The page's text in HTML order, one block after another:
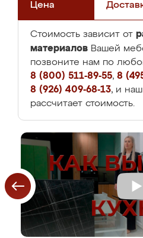
Цена
Стоимость зависит от
материалов Вашей
позвоните нам по
8 (800) 511-89-55, 8
8 (926) 409-68-13, и
рассчитает стоимость.